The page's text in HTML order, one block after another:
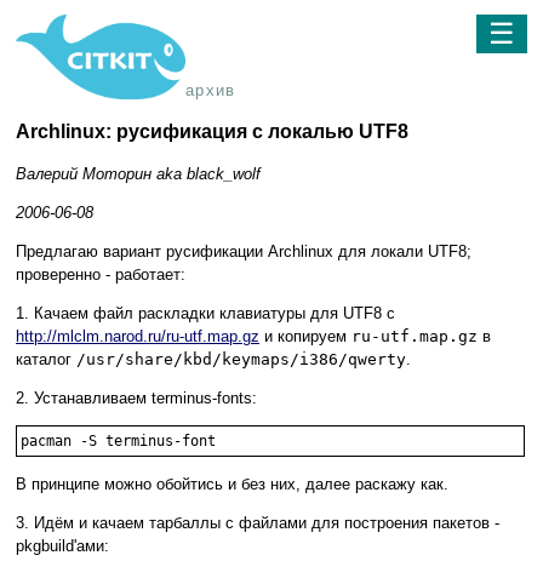
архив
☰
Archlinux: русификация с локалью UTF8
Валерий Моторин aka black_wolf
2006-06-08
Предлагаю вариант русификации Archlinux для локали UTF8;
проверенно - работает:
1. Качаем файл раскладки клавиатуры для UTF8 с
http://mlclm.narod.ru/ru-utf.map.gz и копируем ru-utf.map.gz в
каталог /usr/share/kbd/keymaps/i386/qwerty.
2. Устанавливаем terminus-fonts:
В принципе можно обойтись и без них, далее раскажу как.
3. Идём и качаем тарбаллы с файлами для построения пакетов -
pkgbuild'ами: